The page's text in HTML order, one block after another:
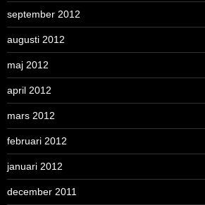
september 2012
augusti 2012
maj 2012
april 2012
mars 2012
februari 2012
januari 2012
december 2011